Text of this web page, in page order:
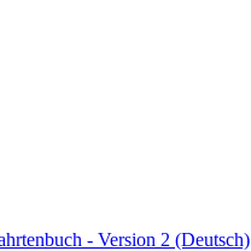
- Version 2 (Deutsch)